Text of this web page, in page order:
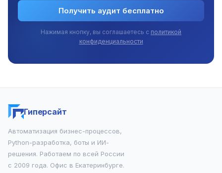
Получить аудит бесплатно
Нажимая кнопку, вы соглашаетесь с политикой
конфиденциальности
Гиперсайт
Автоматизация бизнес-процессов,
Python-разработка, боты и ИИ-
решения. Работаем по всей России
с 2009 года. Офис в Екатеринбурге.